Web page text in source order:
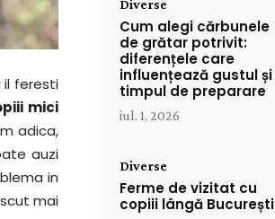
il feresti
mici
adica,
auzi
in
mai
Diverse
Cum alegi cărbunele
de grătar potrivit:
diferențele care
influențează gustul și
timpul de preparare
iul. 1, 2026
Diverse
Ferme de vizitat cu
copiii lângă București